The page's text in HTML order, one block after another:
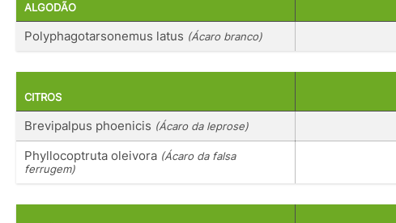
ALGODÃO
Polyphagotarsonemus latus (Ácaro branco)
CITROS
Brevipalpus phoenicis (Ácaro da leprose)
Phyllocoptruta oleivora (Ácaro da falsa
ferrugem)